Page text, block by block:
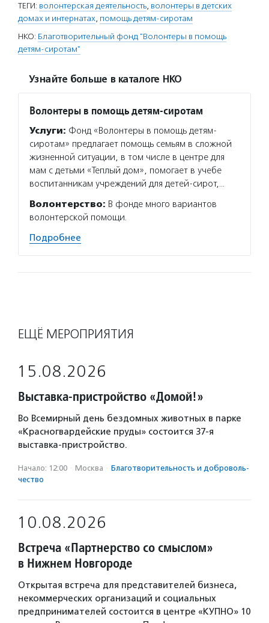
ТЕГИ: волонтерская деятельность, волонтеры в детских
домах и интернатах, помощь детям-сиротам
НКО: Благотворительный фонд "Волонтеры в помощь
детям-сиротам"
Узнайте больше в каталоге НКО
Волонтеры в помощь детям-сиротам
Услуги: Фонд «Волонтеры в помощь детям-
сиротам» предлагает помощь семьям в сложной
жизненной ситуации, в том числе в центре для
мам с детьми «Теплый дом», помогает в учебе
воспитанникам учреждений для детей-сирот,…
Волонтерство: В фонде много вариантов
волонтерской помощи.
Подробнее
ЕЩЁ МЕРОПРИЯТИЯ
15.08.2026
Выставка-пристройство «Домой!»
Во Всемирный день бездомных животных в парке
«Красногвардейские пруды» состоится 37-я
выставка-пристройство.
Начало: 12:00 · Москва · Благотвори­тель­ность и доброволь­
чест­во
10.08.2026
Встреча «Партнерство со смыслом»
в Нижнем Новгороде
Открытая встреча для представителей бизнеса,
некоммерческих организаций и социальных
предпринимателей состоится в центре «КУПНО» 10